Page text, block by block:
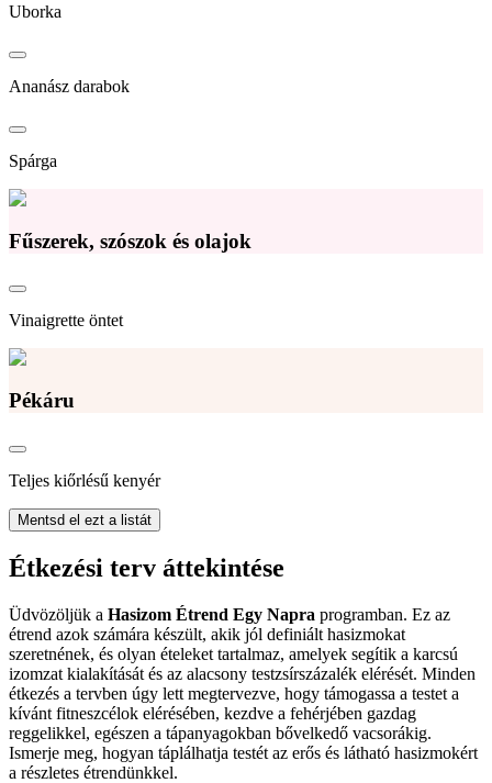
Uborka
Ananász darabok
Spárga
Fűszerek, szószok és olajok
Vinaigrette öntet
Pékáru
Teljes kiőrlésű kenyér
Mentsd el ezt a listát
Étkezési terv áttekintése
Üdvözöljük a Hasizom Étrend Egy Napra programban. Ez az
étrend azok számára készült, akik jól definiált hasizmokat
szeretnének, és olyan ételeket tartalmaz, amelyek segítik a karcsú
izomzat kialakítását és az alacsony testzsírszázalék elérését. Minden
étkezés a tervben úgy lett megtervezve, hogy támogassa a testet a
kívánt fitneszcélok elérésében, kezdve a fehérjében gazdag
reggelikkel, egészen a tápanyagokban bővelkedő vacsorákig.
Ismerje meg, hogyan táplálhatja testét az erős és látható hasizmokért
a részletes étrendünkkel.